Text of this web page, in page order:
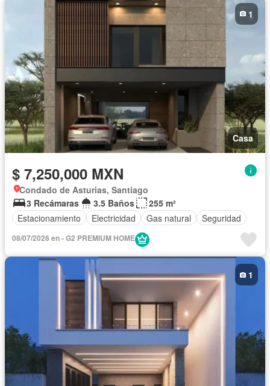
Casa
1
$ 7,250,000 MXN
Condado de Asturias, Santiago
3 Recámaras
3.5 Baños
255 m²
Estacionamiento
Electricidad Gas natural Seguridad
08/07/2026 en - G2 PREMIUM HOME
1